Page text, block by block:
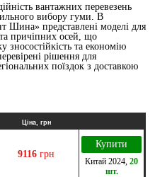
вантажних перевезень
вибору гуми. В
Шина» представлені моделі для
причіпних осей, що
зносостійкість та економію
рішення для
поїздок з доставкою
Ціна, грн
9116 грн
Купити
Китай 2024 20
шт.